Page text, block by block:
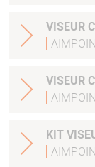
VISEUR
VISEUR
KIT